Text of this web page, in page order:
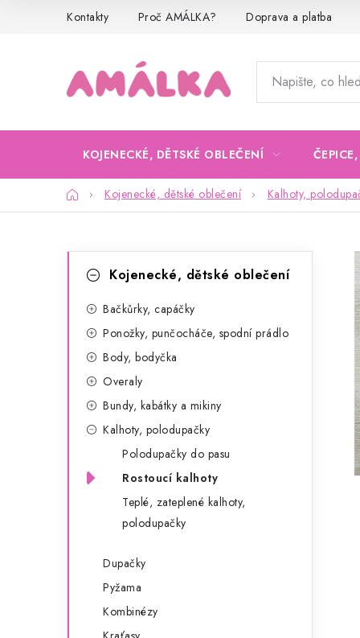
Kontakty Proč AMÁLKA? Doprava a platba
KOJENECKÉ, DĚTSKÉ OBLEČENÍ
DomůKojenecké, dětské oblečení Kalhoty,
kategorieKojenecké, dětské oblečení
Bačkůrky, capáčky
Ponožky, punčocháče, spodní prádlo
Body, bodyčka
Overaly
Bundy, kabátky a mikiny
Kalhoty, polodupačky
Polodupačky do pasu
Rostoucí kalhoty
Teplé, zateplené kalhoty,
polodupačky
Dupačky
Pyžama
Kombinézy